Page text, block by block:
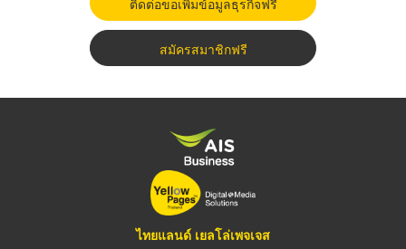
ติดต่อขอเพิ่มข้อมูลธุรกิจฟรี
สมัครสมาชิกฟรี
ไทยแลนด์ เยลโล่เพจเจส